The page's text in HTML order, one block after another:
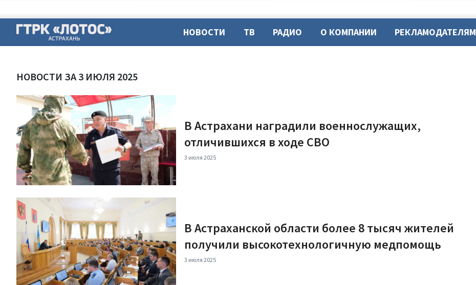
НОВОСТИ ТВ РАДИО О КОМПАНИИ РЕКЛАМОДАТЕЛЯМ
НОВОСТИ ЗА 3 ИЮЛЯ 2025
В Астрахани наградили военнослужащих,
отличившихся в ходе СВО
3 июля 2025
В Астраханской области более 8 тысяч жителей
получили высокотехнологичную медпомощь
3 июля 2025